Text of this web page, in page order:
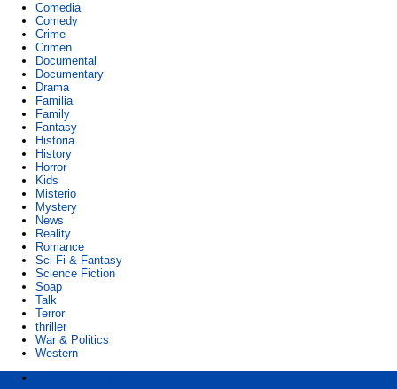
Comedia
Comedy
Crime
Crimen
Documental
Documentary
Drama
Familia
Family
Fantasy
Historia
History
Horror
Kids
Misterio
Mystery
News
Reality
Romance
Sci-Fi & Fantasy
Science Fiction
Soap
Talk
Terror
thriller
War & Politics
Western